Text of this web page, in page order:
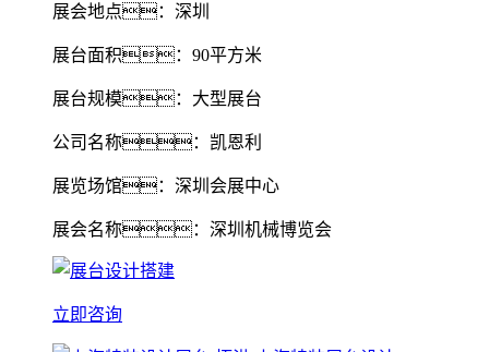
展会地点：深圳
展台面积：90平方米
展台规模：大型展台
公司名称：凯恩利
展览场馆：深圳会展中心
展会名称：深圳机械博览会
立即咨询